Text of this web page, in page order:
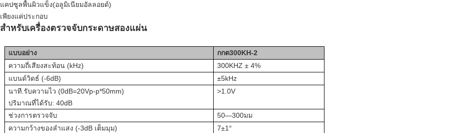
แคปซูลพื้นผิวแข็ง(อลูมิเนียมอัลลอยด์)
เพียงแค่ประกอบ
สำหรับเครื่องตรวจจับกระดาษสองแผ่น
แบบอย่าง กกต300KH-2
ความถี่เสียงสะท้อน (kHz)
300KHZ ± 4%
แบนด์วิดธ์ (-6dB)
±5kHz
นาที.รับความไว (0dB=20Vp-p*50mm)
ปริมาณที่ได้รับ: 40dB
>1.0V
ช่วงการตรวจจับ
50—300มม
ความกว้างของลำแสง (-3dB เต็มมุม)
7±1°